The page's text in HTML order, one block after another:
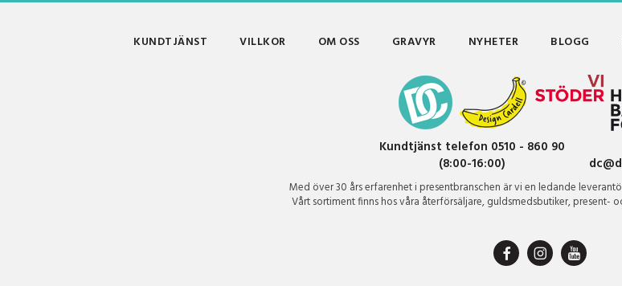
KUNDTJÄNST VILLKOR OM OSS GRAVYR NYHETER BLOGG
Kundtjänst telefon 0510 - 860 90
(8:00-16:00)
Med över 30 års erfarenhet i presentbranschen är vi en ledande
Vårt sortiment finns hos våra återförsäljare, guldsmedsbutiker, present-